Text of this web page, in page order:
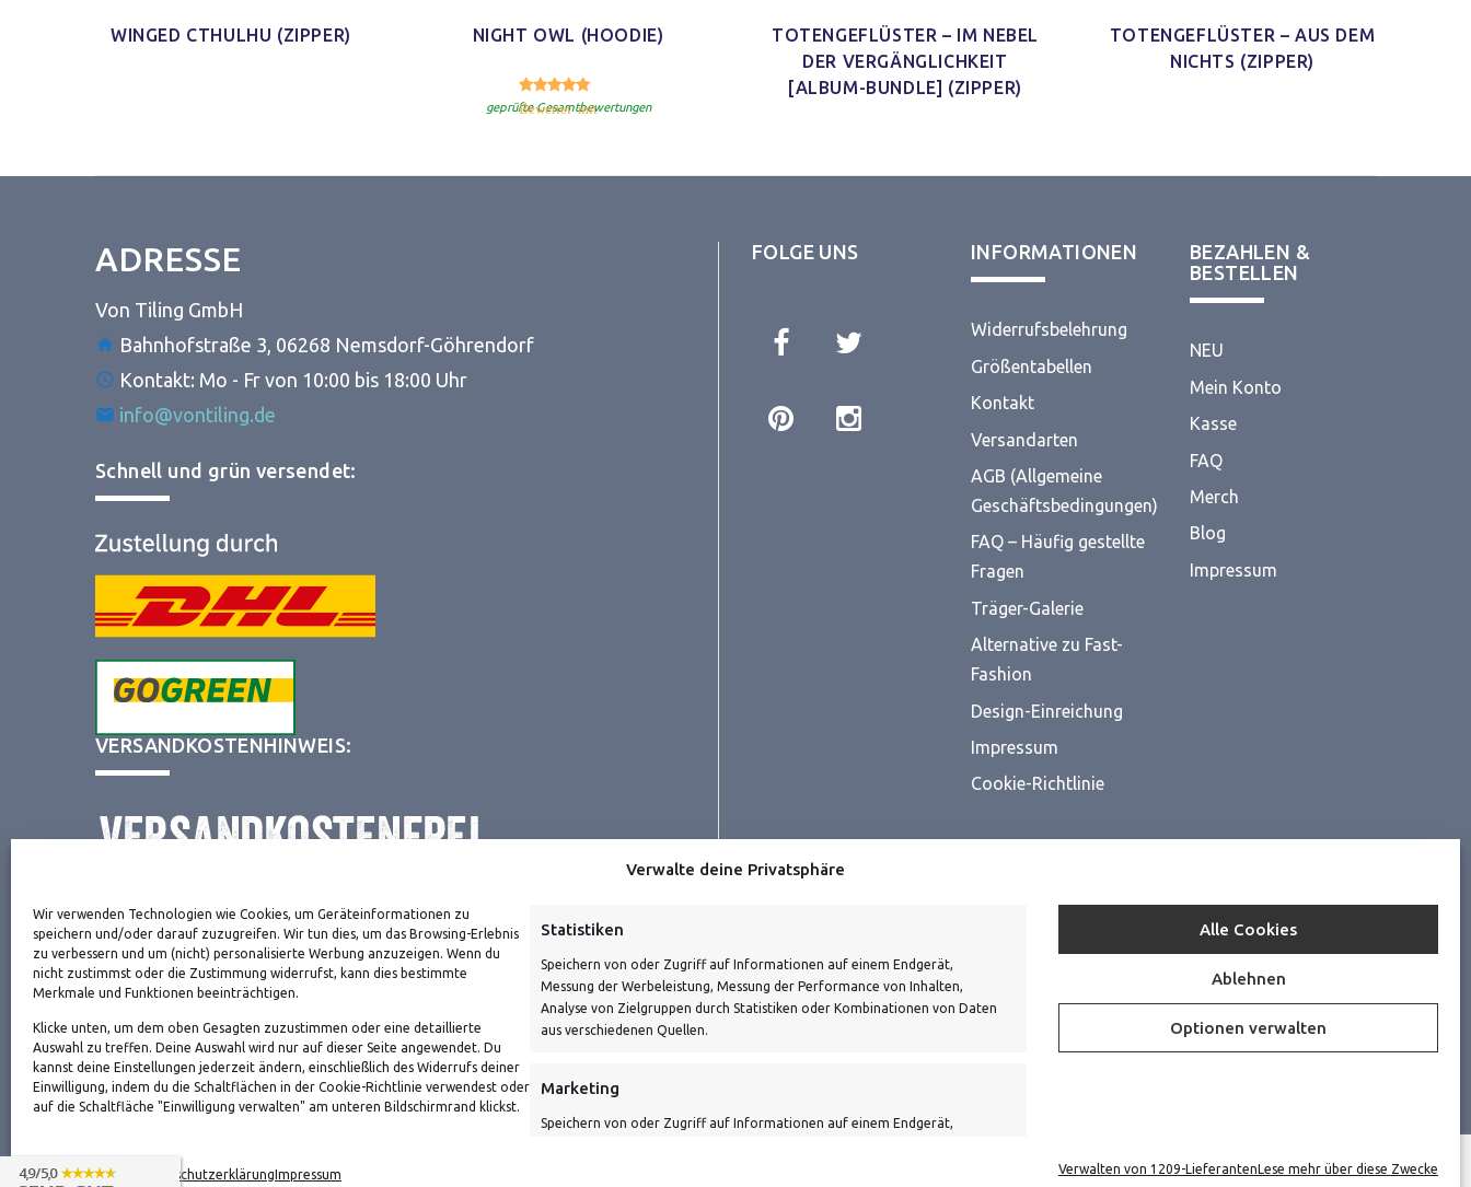
Verwalte deine Privatsphäre
Wir verwenden Technologien wie Cookies, um Geräteinformationen zu
speichern und/oder darauf zuzugreifen. Wir tun dies, um das Browsing-Erlebnis
zu verbessern und um (nicht) personalisierte Werbung anzuzeigen. Wenn du
nicht zustimmst oder die Zustimmung widerrufst, kann dies bestimmte
Merkmale und Funktionen beeinträchtigen.
Klicke unten, um dem oben Gesagten zuzustimmen oder eine detaillierte
Auswahl zu treffen. Deine Auswahl wird nur auf dieser Seite angewendet. Du
kannst deine Einstellungen jederzeit ändern, einschließlich des Widerrufs deiner
Einwilligung, indem du die Schaltflächen in der Cookie-Richtlinie verwendest oder
auf die Schaltfläche "Einwilligung verwalten" am unteren Bildschirmrand klickst.
Statistiken
Speichern von oder Zugriff auf Informationen auf einem Endgerät,
Messung der Werbeleistung, Messung der Performance von Inhalten,
Analyse von Zielgruppen durch Statistiken oder Kombinationen von Daten
aus verschiedenen Quellen.
Marketing
Speichern von oder Zugriff auf Informationen auf einem Endgerät,
Verwalten von 1209-LieferantenLese mehr über diese Zwecke
Alle Cookies
Ablehnen
Optionen verwalten
Cookie-Richtlinie DatenschutzerklärungImpressum
WINGED CTHULHU (ZIPPER) NIGHT OWL (HOODIE)
Bewertet mit 5.00
geprüfte Gesamtbewertungen
TOTENGEFLÜSTER – IM NEBEL
DER VERGÄNGLICHKEIT
[ALBUM-BUNDLE] (ZIPPER)
TOTENGEFLÜSTER – AUS DEM
NICHTS (ZIPPER)
ADRESSE
Von Tiling GmbH
Bahnhofstraße 3, 06268 Nemsdorf-Göhrendorf
Kontakt: Mo - Fr von 10:00 bis 18:00 Uhr
info@vontiling.de
Schnell und grün versendet:
VERSANDKOSTENHINWEIS:
NEWSLETTER
Danke, deine Registrierung war erfolgreich! Bitte prüfe dein E-Mail-Konto für
die Bestätigung.
FOLGE UNS INFORMATIONEN
Widerrufsbelehrung
Größentabellen
Kontakt
Versandarten
AGB (Allgemeine
Geschäftsbedingungen)
FAQ – Häufig gestellte
Fragen
Träger-Galerie
Alternative zu Fast-
Fashion
Design-Einreichung
Impressum
Cookie-Richtlinie
BEZAHLEN &
BESTELLEN
NEU
Mein Konto
Kasse
FAQ
Merch
Blog
Impressum
VON TILING© 2016-2026